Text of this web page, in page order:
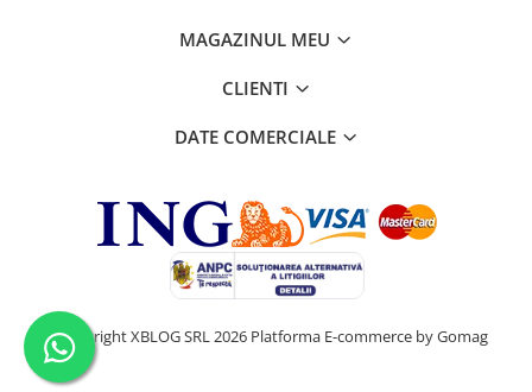
MAGAZINUL MEU
CLIENTI
DATE COMERCIALE
©Copyright XBLOG SRL 2026 Platforma E-commerce by Gomag